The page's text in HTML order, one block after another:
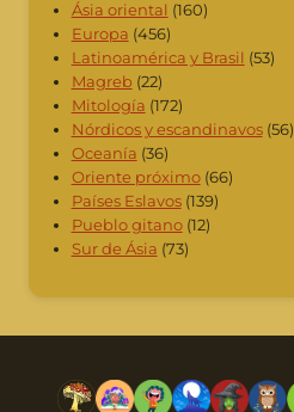
Ásia oriental (160)
Europa (456)
Latinoamérica y Brasil (53)
Magreb (22)
Mitología (172)
Nórdicos y escandinavos(56)
Oceanía (36)
Oriente próximo(66)
Países Eslavos(139)
Pueblo gitano(12)
Sur de Ásia (73)